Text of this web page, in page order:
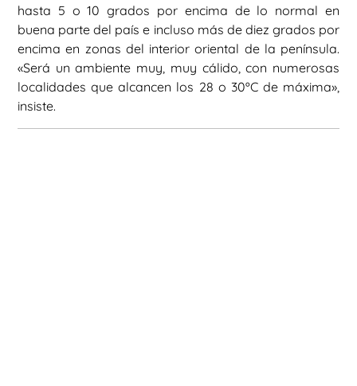
hasta 5 o 10 grados por encima de lo normal en
buena parte del país e incluso más de diez grados por
encima en zonas del interior oriental de la península.
«Será un ambiente muy, muy cálido, con numerosas
localidades que alcancen los 28 o 30ºC de máxima»,
insiste.